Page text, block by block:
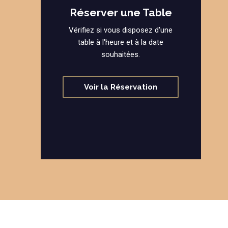
Réserver une Table
Vérifiez si vous disposez d'une
table à l'heure et à la date
souhaitées.
Voir la Réservation